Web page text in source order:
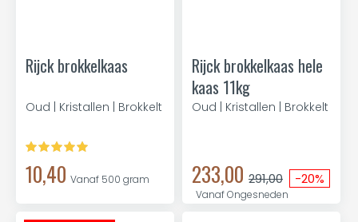
Rijck brokkelkaas
Oud | Kristallen | Brokkelt
10,40 Vanaf 500 gram
Rijck brokkelkaas hele
kaas 11kg
Oud | Kristallen | Brokkelt
233,00 291,00 -20%
Vanaf Ongesneden